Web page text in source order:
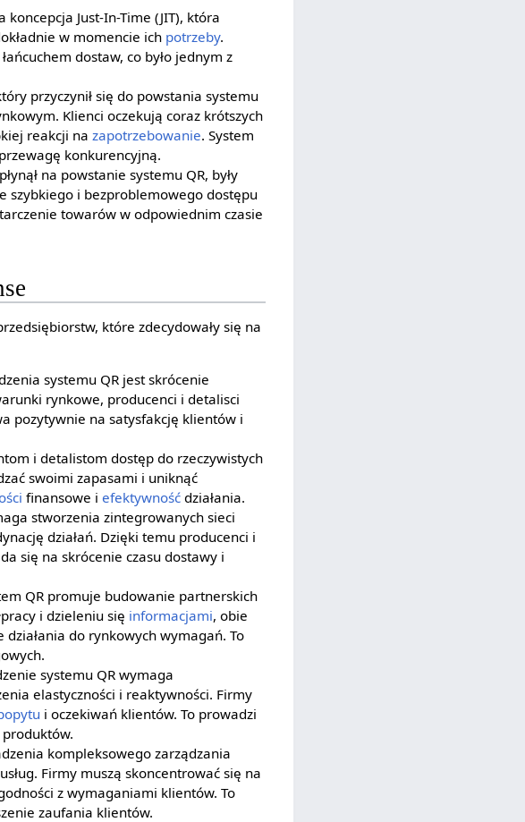
koncepcja Just-In-Time (JIT), która
w momencie ich potrzeby.
dostaw, co było jednym z
przyczynił się do powstania systemu
Klienci oczekują coraz krótszych
reakcji na zapotrzebowanie. System
konkurencyjną.
na powstanie systemu QR, były
szybkiego i bezproblemowego dostępu
towarów w odpowiednim czasie
które zdecydowały się na
systemu QR jest skrócenie
rynkowe, producenci i detalisci
pozytywnie na satysfakcję klientów i
i detalistom dostęp do rzeczywistych
swoimi zapasami i uniknąć
finansowe i efektywnośćdziałania.
stworzenia zintegrowanych sieci
działań. Dzięki temu producenci i
się na skrócenie czasu dostawy i
QR promuje budowanie partnerskich
i dzieleniu się informacjami, obie
do rynkowych wymagań. To
systemu QR wymaga
elastyczności i reaktywności. Firmy
i oczekiwań klientów. To prowadzi
kompleksowego zarządzania
Firmy muszą skoncentrować się na
z wymaganiami klientów. To
zaufania klientów.